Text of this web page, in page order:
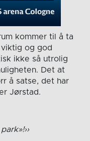
kommer til å ta
og god
ikke så utrolig
Det at
å satse, det har
Jørstad.